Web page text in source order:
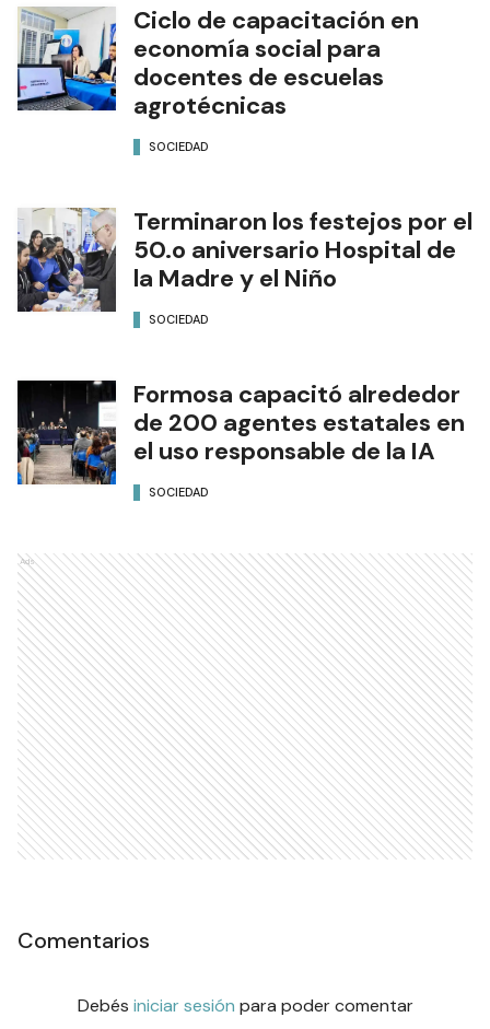
Ciclo de capacitación en
economía social para
docentes de escuelas
agrotécnicas
SOCIEDAD
Terminaron los festejos por el
50.o aniversario Hospital de
la Madre y el Niño
SOCIEDAD
Formosa capacitó alrededor
de 200 agentes estatales en
el uso responsable de la IA
SOCIEDAD
Ads
Comentarios
Debés iniciar sesión para poder comentar